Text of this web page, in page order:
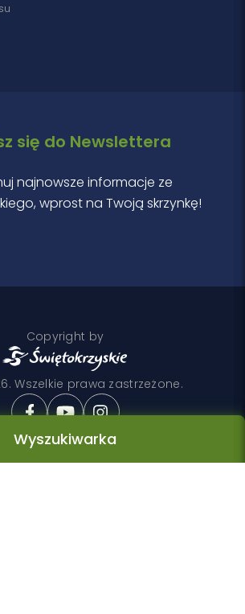
Wyszukiwarka
się do Newslettera
najnowsze informacje ze
wprost na Twoją skrzynkę!
Copyright by
Wszelkie prawa zastrzeżone.
Realizacja